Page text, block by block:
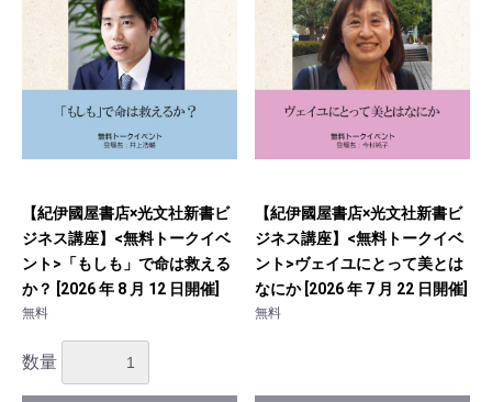
【紀伊國屋書店×光文社新書ビ
ジネス講座】<無料トークイベ
ント>「もしも」で命は救える
か？ [2026 年 8 月 12 日開催]
無料
数量
【紀伊國屋書店×光文社新書ビ
ジネス講座】<無料トークイベ
ント>ヴェイユにとって美とは
なにか [2026 年 7 月 22 日開催]
無料